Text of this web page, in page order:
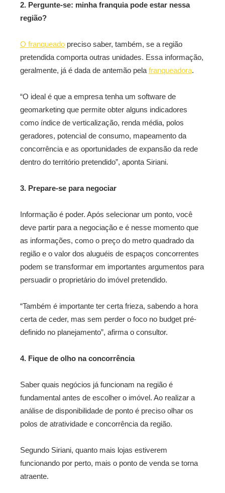
2. Pergunte-se: minha franquia pode estar nessa
região?
O franqueado preciso saber, também, se a região
pretendida comporta outras unidades. Essa informação,
geralmente, já é dada de antemão pela franqueadora.
“O ideal é que a empresa tenha um software de
geomarketing que permite obter alguns indicadores
como índice de verticalização, renda média, polos
geradores, potencial de consumo, mapeamento da
concorrência e as oportunidades de expansão da rede
dentro do território pretendido”, aponta Siriani.
3. Prepare-se para negociar
Informação é poder. Após selecionar um ponto, você
deve partir para a negociação e é nesse momento que
as informações, como o preço do metro quadrado da
região e o valor dos aluguéis de espaços concorrentes
podem se transformar em importantes argumentos para
persuadir o proprietário do imóvel pretendido.
“Também é importante ter certa frieza, sabendo a hora
certa de ceder, mas sem perder o foco no budget pré-
definido no planejamento”, afirma o consultor.
4. Fique de olho na concorrência
Saber quais negócios já funcionam na região é
fundamental antes de escolher o imóvel. Ao realizar a
análise de disponibilidade de ponto é preciso olhar os
polos de atratividade e concorrência da região.
Segundo Siriani, quanto mais lojas estiverem
funcionando por perto, mais o ponto de venda se torna
atraente.